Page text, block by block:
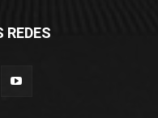
REDES